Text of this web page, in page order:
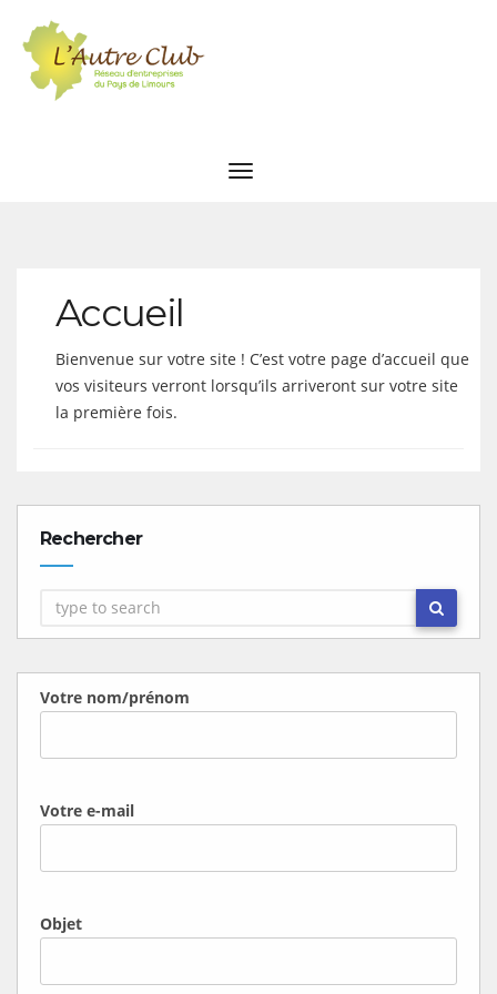
Accueil
Bienvenue sur votre site ! C’est votre page d’accueil que
vos visiteurs verront lorsqu’ils arriveront sur votre site
la première fois.
Rechercher
Votre nom/prénom
Votre e-mail
Objet